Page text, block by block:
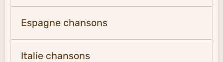
Espagne chansons
Italie chansons